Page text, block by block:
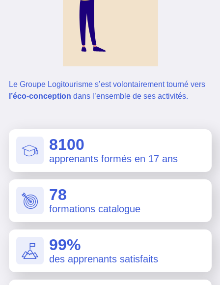
Le Groupe Logitourisme s’est volontairement tourné vers
l’éco-conception dans l’ensemble de ses activités.
8100
apprenants formés en 17 ans
78
formations catalogue
99%
des apprenants satisfaits